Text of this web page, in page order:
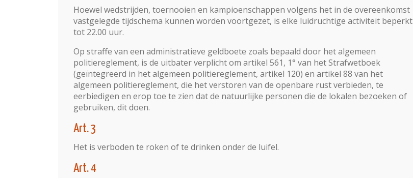
Hoewel wedstrijden, toernooien en kampioenschappen volgens het in de overeenkomst
vastgelegde tijdschema kunnen worden voortgezet, is elke luidruchtige activiteit beperkt
tot 22.00 uur.
Op straffe van een administratieve geldboete zoals bepaald door het algemeen
politiereglement, is de uitbater verplicht om artikel 561, 1° van het Strafwetboek
(geïntegreerd in het algemeen politiereglement, artikel 120) en artikel 88 van het
algemeen politiereglement, die het verstoren van de openbare rust verbieden, te
eerbiedigen en erop toe te zien dat de natuurlijke personen die de lokalen bezoeken of
gebruiken, dit doen.
Art. 3
Het is verboden te roken of te drinken onder de luifel.
Art. 4